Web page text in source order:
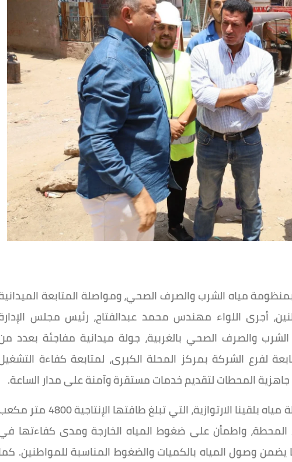
بمنظومة مياه الشرب والصرف الصحي، ومواصلة المتابعة
أجرى اللواء مهندس محمد عبدالفتاح، رئيس مجلس
والصرف الصحي بالغربية، جولة ميدانية مفاجئة بعدد
لفرع الشركة بمركز المحلة الكبرى، لمتابعة كفاءة
المحطات لتقديم خدمات مستقرة وآمنة على مدار الساعة.
واستهل رئيس الشركة جولته بتفقد محطة مياه بلقينا الارتوازية، التي تبلغ طاقتها الإنتاجية
المحطة، واطمأن على ضغوط المياه الخارجة ومدى كفاءتها
يضمن وصول المياه بالكميات والضغوط المناسبة للمواطنين.